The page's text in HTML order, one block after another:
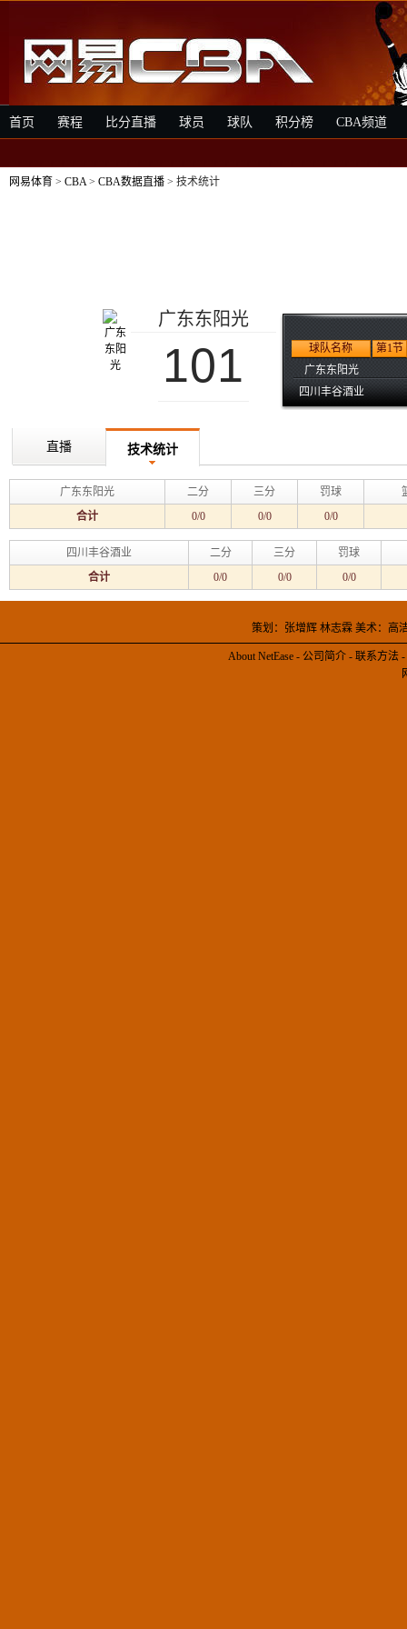
首页 赛程 比分直播 球员 球队 积分榜 CBA频道
网易体育 > CBA> CBA数据直播 > 技术统计
广东东阳光
101 球队名称
第1节
广东东阳光
四川丰谷酒业
直播 技术统计
广东东阳光 二分 三分 罚球
合计
0/0 0/0 0/0
四川丰谷酒业 二分 三分
罚球
合计
0/0 0/0 0/0
策划：张增辉 林志霖 美术：
About NetEase - 公司简介 - 联系方法 -